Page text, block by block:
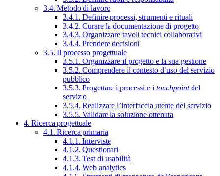
3.4. Metodo di lavoro
3.4.1. Definire processi, strumenti e rituali
3.4.2. Curare la documentazione di progetto
3.4.3. Organizzare tavoli tecnici collaborativi
3.4.4. Prendere decisioni
3.5. Il processo progettuale
3.5.1. Organizzare il progetto e la sua gestione
3.5.2. Comprendere il contesto d’uso del servizio
pubblico
3.5.3. Progettare i processi e i touchpointdel
servizio
3.5.4. Realizzare l’interfaccia utente del servizio
3.5.5. Validare la soluzione ottenuta
4. Ricerca progettuale
4.1. Ricerca primaria
4.1.1. Interviste
4.1.2. Questionari
4.1.3. Test di usabilità
4.1.4. Web analytics